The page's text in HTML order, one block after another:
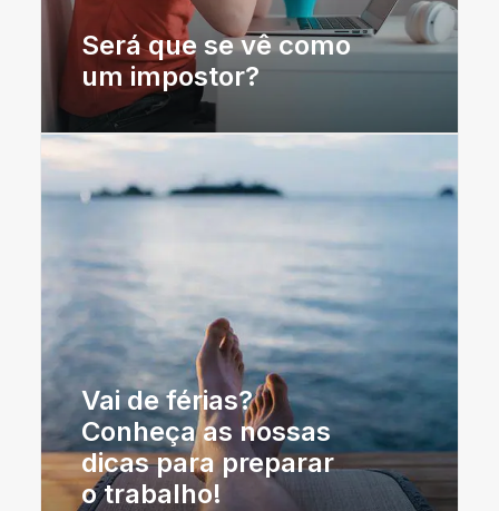
Será que se vê como
um impostor?
Vai de férias?
Conheça as nossas
dicas para preparar
o trabalho!